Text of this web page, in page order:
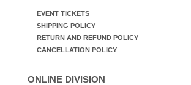
EVENT TICKETS
SHIPPING POLICY
RETURN AND REFUND POLICY
CANCELLATION POLICY
ONLINE DIVISION